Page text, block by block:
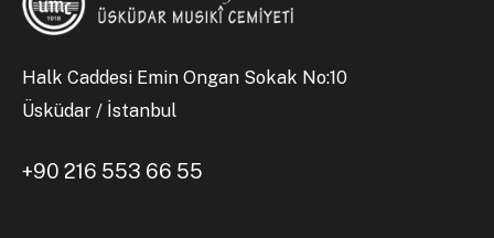
Halk Caddesi Emin Ongan Sokak No:10
Üsküdar / İstanbul
+90 216 553 66 55